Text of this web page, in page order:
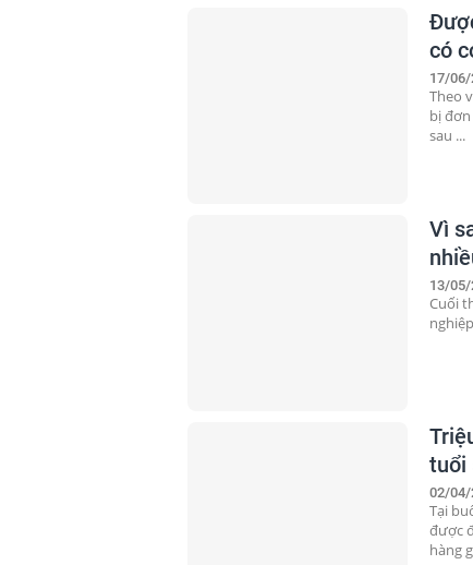
có
17/06/
Theo
bị
sau ...
Vì
13/05/
Cuối
tuổi
02/04/
Tại
được
hàng